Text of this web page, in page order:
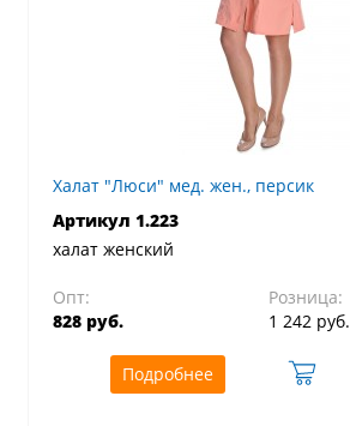
Халат "Люси" мед. жен., персик
Артикул 1.223
халат женский
Опт:
828 руб.
Розница:
1 242 руб.
Подробнее